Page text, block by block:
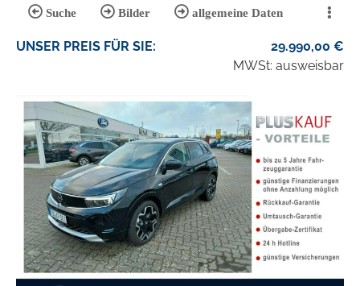
Suche Bilder allgemeine Daten
UNSER PREIS FÜR SIE: 29.990,00 €
MWSt: ausweisbar